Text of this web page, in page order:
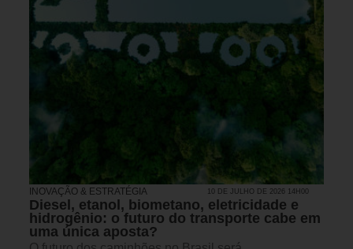
INOVAÇÃO & ESTRATÉGIA 10 DE JULHO DE 2026 14H00
Diesel, etanol, biometano, eletricidade e
hidrogênio: o futuro do transporte cabe em
uma única aposta?